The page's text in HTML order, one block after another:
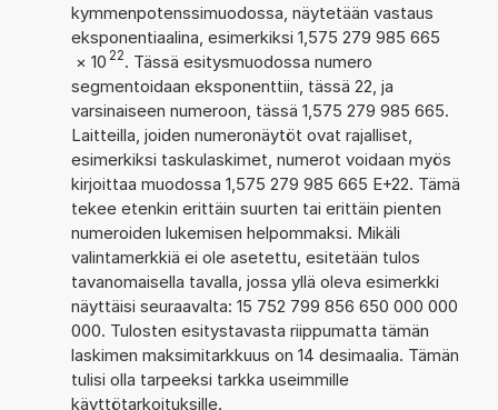
kymmenpotenssimuodossa, näytetään vastaus
eksponentiaalina, esimerkiksi 1,575 279 985 665
× 10 22. Tässä esitysmuodossa numero
segmentoidaan eksponenttiin, tässä 22, ja
varsinaiseen numeroon, tässä 1,575 279 985 665.
Laitteilla, joiden numeronäytöt ovat rajalliset,
esimerkiksi taskulaskimet, numerot voidaan myös
kirjoittaa muodossa 1,575 279 985 665 E+22. Tämä
tekee etenkin erittäin suurten tai erittäin pienten
numeroiden lukemisen helpommaksi. Mikäli
valintamerkkiä ei ole asetettu, esitetään tulos
tavanomaisella tavalla, jossa yllä oleva esimerkki
näyttäisi seuraavalta: 15 752 799 856 650 000 000
000. Tulosten esitystavasta riippumatta tämän
laskimen maksimitarkkuus on 14 desimaalia. Tämän
tulisi olla tarpeeksi tarkka useimmille
käyttötarkoituksille.